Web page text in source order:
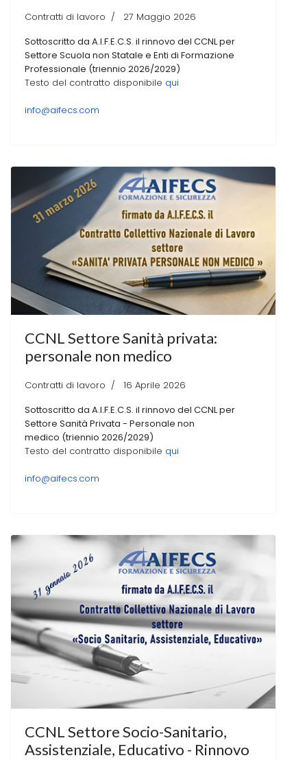
Contratti di lavoro
27 Maggio 2026
Sottoscritto da A.I.F.E.C.S. il rinnovo del CCNL per
Settore Scuola non Statale e Enti di Formazione
Professionale (triennio 2026/2029)
Testo del contratto disponibile qui
info@aifecs.com
CCNL Settore Sanità privata:
personale non medico
Contratti di lavoro
16 Aprile 2026
Sottoscritto da A.I.F.E.C.S. il rinnovo del CCNL per
Settore Sanità Privata - Personale non
medico (triennio 2026/2029)
Testo del contratto disponibile qui
info@aifecs.com
CCNL Settore Socio-Sanitario,
Assistenziale, Educativo - Rinnovo